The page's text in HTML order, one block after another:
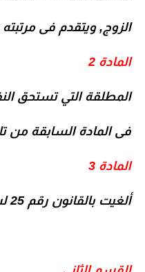
الزوج, ويتقدم فى
المادة 2
المطلقة التي تستحق
فى المادة السابقة من
المادة 3
ألغيت بالقانون رقم 25 لسنة 1929